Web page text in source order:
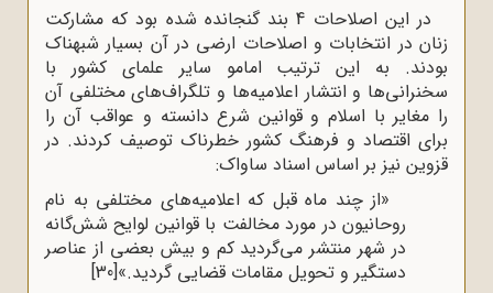
در این اصلاحات 4 بند گنجانده شده بود که مشارکت
زنان در انتخابات و اصلاحات ارضی در آن بسیار شبهناک
بودند. به این ترتیب امامو سایر علمای کشور با
سخنرانی‌ها و انتشار اعلامیه‌ها و تلگراف‌های مختلفی آن
را مغایر با اسلام و قوانین شرع دانسته و عواقب آن را
برای اقتصاد و فرهنگ کشور خطرناک توصیف کردند. در
قزوین نیز بر اساس اسناد ساواک:
«از چند ماه قبل که اعلامیه‌های مختلفی به نام
روحانیون در مورد مخالفت با قوانین لوایح شش‌گانه
در شهر منتشر می‌گردید کم و بیش بعضی از عناصر
دستگیر و تحویل مقامات قضایی گردید.»[30]